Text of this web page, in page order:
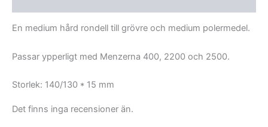
En medium hård rondell till grövre och medium polermedel.
Passar ypperligt med Menzerna 400, 2200 och 2500.
Storlek: 140/130 * 15 mm
Det finns inga recensioner än.